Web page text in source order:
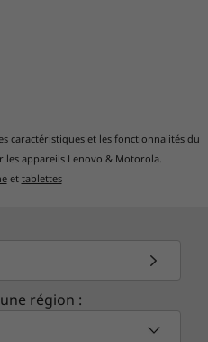
caractéristiques et les fonctionnalités du
appareils Lenovo & Motorola.
et tablettes
région :